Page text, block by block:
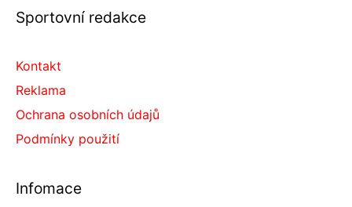
Sportovní redakce
Kontakt
Reklama
Ochrana osobních údajů
Podmínky použití
Infomace